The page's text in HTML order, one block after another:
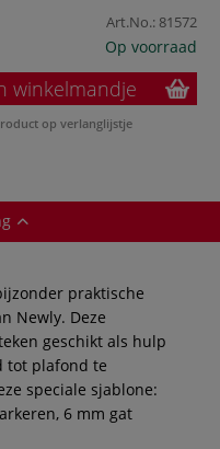
Art.No.: 81572
Op voorraad
winkelmandje
op verlanglijstje
praktische
Newly. Deze
geschikt als hulp
tot plafond te
speciale sjablone:
6 mm gat